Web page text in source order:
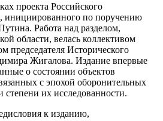
проекта Российского
инициированного по поручению
Работа над разделом,
области, велась коллективом
председателя Исторического
Жигалова. Издание впервые
о состоянии объектов
с эпохой оборонительных
степени их исследованности.
к изданию,